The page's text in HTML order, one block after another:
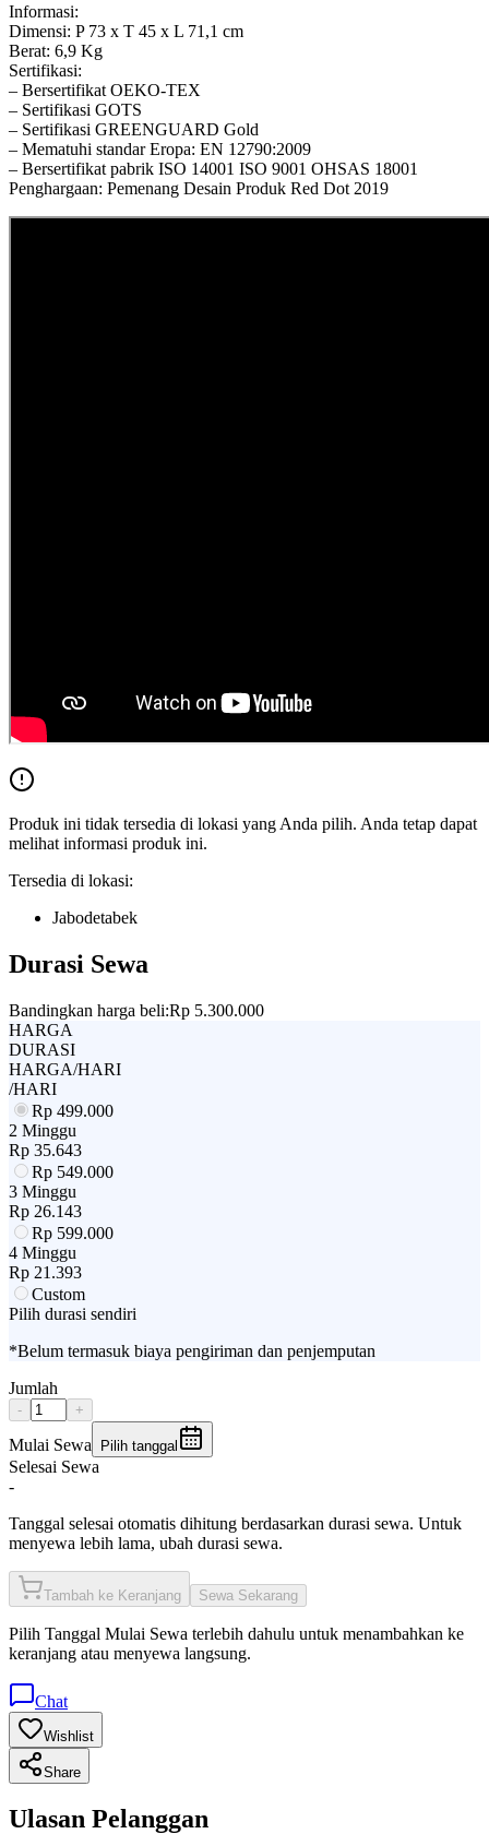
Informasi:
Dimensi: P 73 x T 45 x L 71,1 cm
Berat: 6,9 Kg
Sertifikasi:
– Bersertifikat OEKO-TEX
– Sertifikasi GOTS
– Sertifikasi GREENGUARD Gold
– Mematuhi standar Eropa: EN 12790:2009
– Bersertifikat pabrik ISO 14001 ISO 9001 OHSAS 18001
Penghargaan: Pemenang Desain Produk Red Dot 2019
Produk ini tidak tersedia di lokasi yang Anda pilih. Anda tetap dapat
melihat informasi produk ini.
Tersedia di lokasi:
Jabodetabek
Durasi Sewa
Bandingkan harga beli:Rp 5.300.000
HARGA
DURASI
HARGA/HARI
/HARI
Rp 499.000
2 Minggu
Rp 35.643
Rp 549.000
3 Minggu
Rp 26.143
Rp 599.000
4 Minggu
Rp 21.393
Custom
Pilih durasi sendiri
*Belum termasuk biaya pengiriman dan penjemputan
Jumlah
- +
Mulai Sewa Pilih tanggal
Selesai Sewa
-
Tanggal selesai otomatis dihitung berdasarkan durasi sewa. Untuk
menyewa lebih lama, ubah durasi sewa.
Tambah ke Keranjang Sewa Sekarang
Pilih Tanggal Mulai Sewa terlebih dahulu untuk menambahkan ke
keranjang atau menyewa langsung.
Chat
Wishlist
Share
Ulasan Pelanggan